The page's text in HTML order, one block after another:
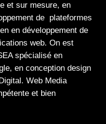
et sur mesure, en
de plateformes
en développement de
web. On est
spécialisé en
, en conception design
. Web Media
et bien